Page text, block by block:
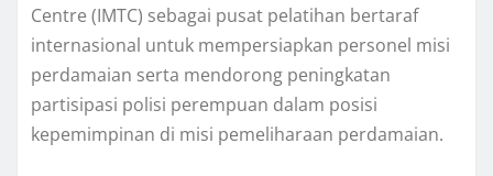
Centre (IMTC) sebagai pusat pelatihan bertaraf
internasional untuk mempersiapkan personel misi
perdamaian serta mendorong peningkatan
partisipasi polisi perempuan dalam posisi
kepemimpinan di misi pemeliharaan perdamaian.